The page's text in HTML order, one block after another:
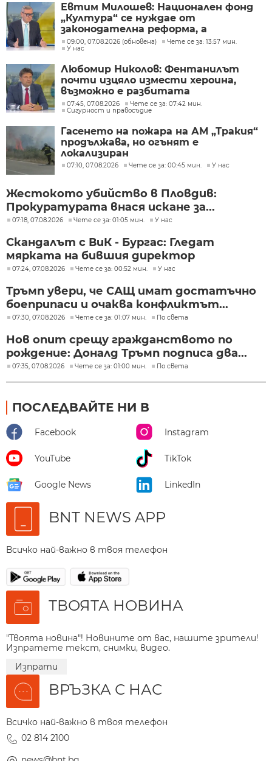
Евтим Милошев: Национален фонд
„Култура“ се нуждае от
законодателна реформа, а
процесите в министерството ще
бъдат максимално прозрачни
09:00, 07.08.2026 (обновена)
Чете се за: 13:57 мин.
У нас
Любомир Николов: Фентанилът
почти изцяло измести хероина,
възможно е разбитата
лаборатория да е единствената у
нас
07:45, 07.08.2026
Чете се за: 07:42 мин.
Сигурност и правосъдие
Гасенето на пожара на АМ „Тракия“
продължава, но огънят е
локализиран
07:10, 07.08.2026 Чете се за: 00:45 мин. У нас
Жестокото убийство в Пловдив:
Прокуратурата внася искане за...
07:18, 07.08.2026 Чете се за: 01:05 мин. У нас
Скандалът с ВиК - Бургас: Гледат
мярката на бившия директор
07:24, 07.08.2026 Чете се за: 00:52 мин. У нас
Тръмп увери, че САЩ имат достатъчно
боеприпаси и очаква конфликтът...
07:30, 07.08.2026 Чете се за: 01:07 мин. По света
Нов опит срещу гражданството по
рождение: Доналд Тръмп подписа два...
07:35, 07.08.2026 Чете се за: 01:00 мин. По света
ПОСЛЕДВАЙТЕ НИ В
Facebook Instagram
YouTube TikTok
Google News LinkedIn
BNT NEWS APP
Всичко най-важно в твоя телефон
ТВОЯТА НОВИНА
"Твоята новина"! Новините от вас, нашите зрители!
Изпратете текст, снимки, видео.
Изпрати
ВРЪЗКА С НАС
Всичко най-важно в твоя телефон
02 814 2100